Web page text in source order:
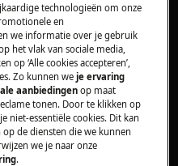
is het het
het verplaatsen.
en
te allen tijde
je te beschermen
randen.
technologieën om onze
en
we informatie over je gebruik
het vlak van sociale media,
op ‘Alle cookies accepteren’,
Zo kunnen weje ervaring
aanbiedingenop maat
tonen. Door te klikken op
niet-essentiële cookies. Dit kan
de diensten die we kunnen
we je naar onze
.